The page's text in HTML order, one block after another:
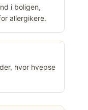
i boligen,
allergikere.
hvor hvepse